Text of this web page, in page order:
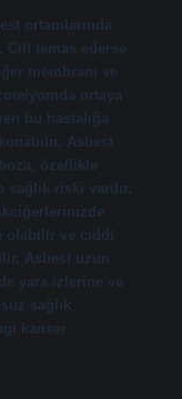
ortamlarında
Cilt temas ederse
membranı ve
ortaya
bu hastalığa
Asbest
özellikle
sağlık riski vardır.
olabilir ve ciddi
Asbest uzun
yara izlerine ve
sağlık
kanser